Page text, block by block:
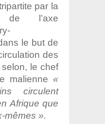
par la
de l’axe
le but de
des
le chef
malienne «
circulent
Afrique que
mêmes ».